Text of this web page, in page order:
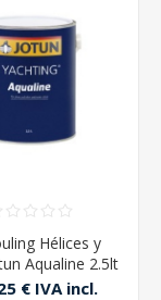
Hélices y
Aqualine 2.5lt
€ IVA incl.